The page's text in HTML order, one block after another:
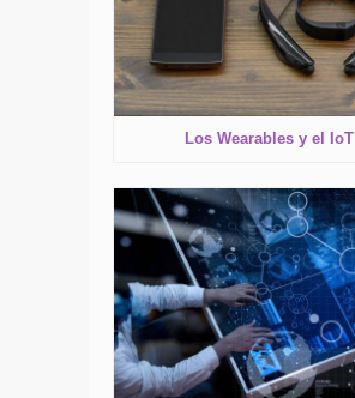
Los Wearables y el IoT